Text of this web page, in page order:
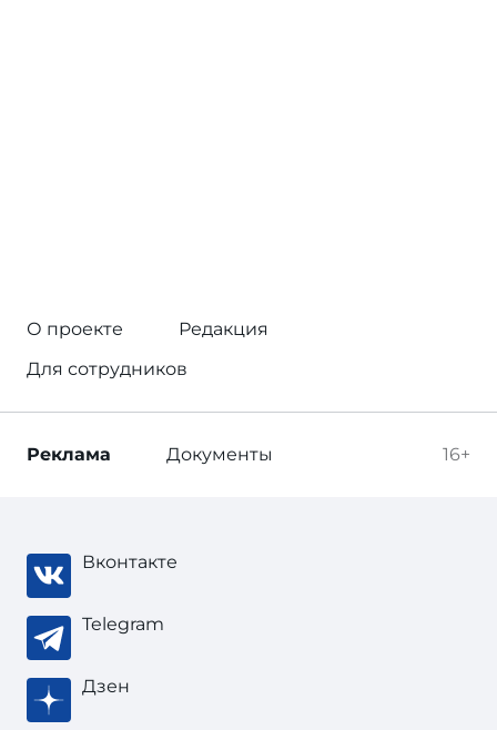
О проекте
Редакция
Для сотрудников
16+
Реклама Документы
Вконтакте
Telegram
Дзен